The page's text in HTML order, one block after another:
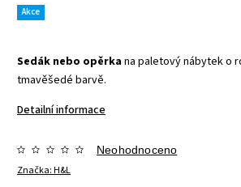
Akce
Sedák nebo opěrkana paletový nábytek o
tmavěšedé barvě.
Detailní informace
Značka:H&L
Neohodnoceno